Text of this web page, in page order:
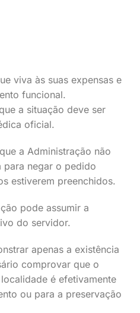
viva às suas expensas e
funcional.
a situação deve ser
oficial.
a Administração não
para negar o pedido
estiverem preenchidos.
pode assumir a
do servidor.
apenas a existência
comprovar que o
é efetivamente
ou para a preservação